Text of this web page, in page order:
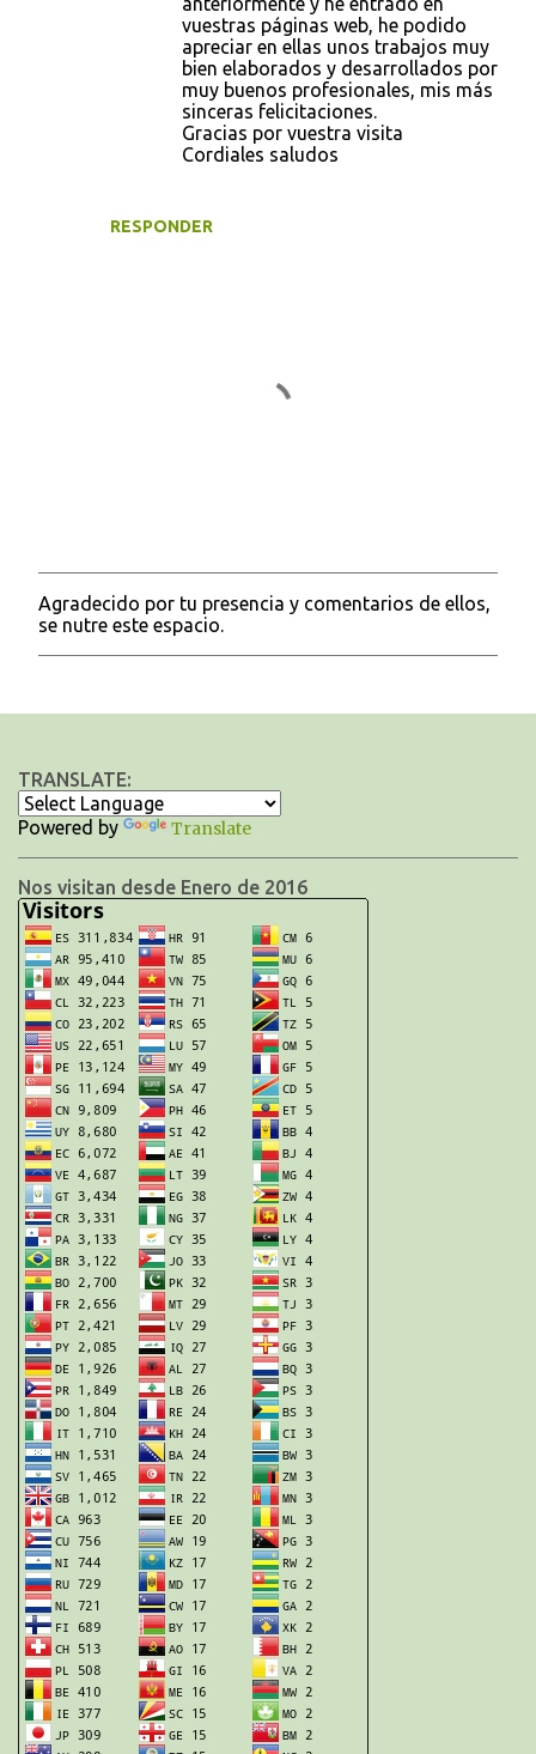
RESPONDER
vuestras páginas web, he podido
apreciar en ellas unos trabajos muy
bien elaborados y desarrollados por
muy buenos profesionales, mis más
sinceras felicitaciones.
Gracias por vuestra visita
Cordiales saludos
P
u
b
c
u
n
c
e
n
t
a
r
i
o
Agradecido por tu presencia y comentarios de ellos,
se nutre este espacio.
TRANSLATE:
Powered by Translate
Nos visitan desde Enero de 2016